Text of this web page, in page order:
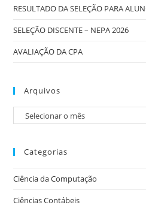
RESULTADO DA SELEÇÃO PARA
SELEÇÃO DISCENTE – NEPA 2026
AVALIAÇÃO DA CPA
Arquivos
Categorias
Ciência da Computação
Ciências Contábeis